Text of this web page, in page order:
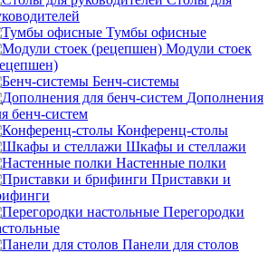
Тумбы офисные
Модули стоек
Бенч-системы
Дополнения
бенч-систем
Конференц-столы
Шкафы и стеллажи
Настенные полки
Приставки и
Перегородки
Панели для столов